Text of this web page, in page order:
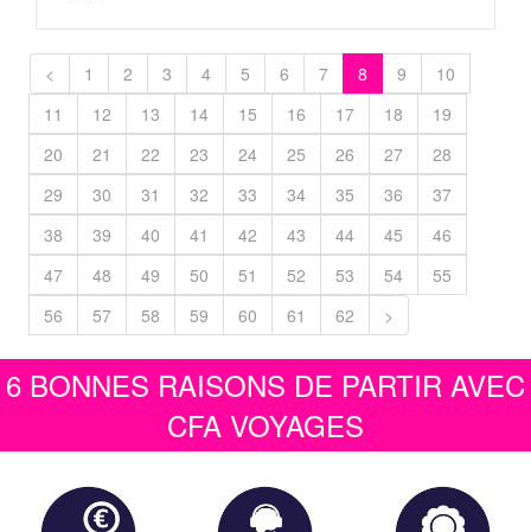
< 1 2 3 4 5 6 7 8 9
10
11
12 13 14 15 16 17 18
19
20
21 22 23 24 25 26 27
28
29
30 31 32 33 34 35 36
37
38
39 40 41 42 43 44 45
46
47
48 49 50 51 52 53 54
55
56
57 58 59 60 61 62 >
6 BONNES RAISONS DE PARTIR AVEC
CFA VOYAGES